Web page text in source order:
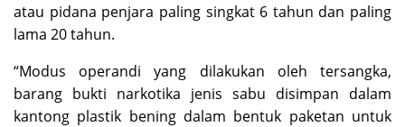
atau pidana penjara paling singkat 6 tahun dan paling
lama 20 tahun.
“Modus operandi yang dilakukan oleh tersangka,
barang bukti narkotika jenis sabu disimpan dalam
kantong plastik bening dalam bentuk paketan untuk